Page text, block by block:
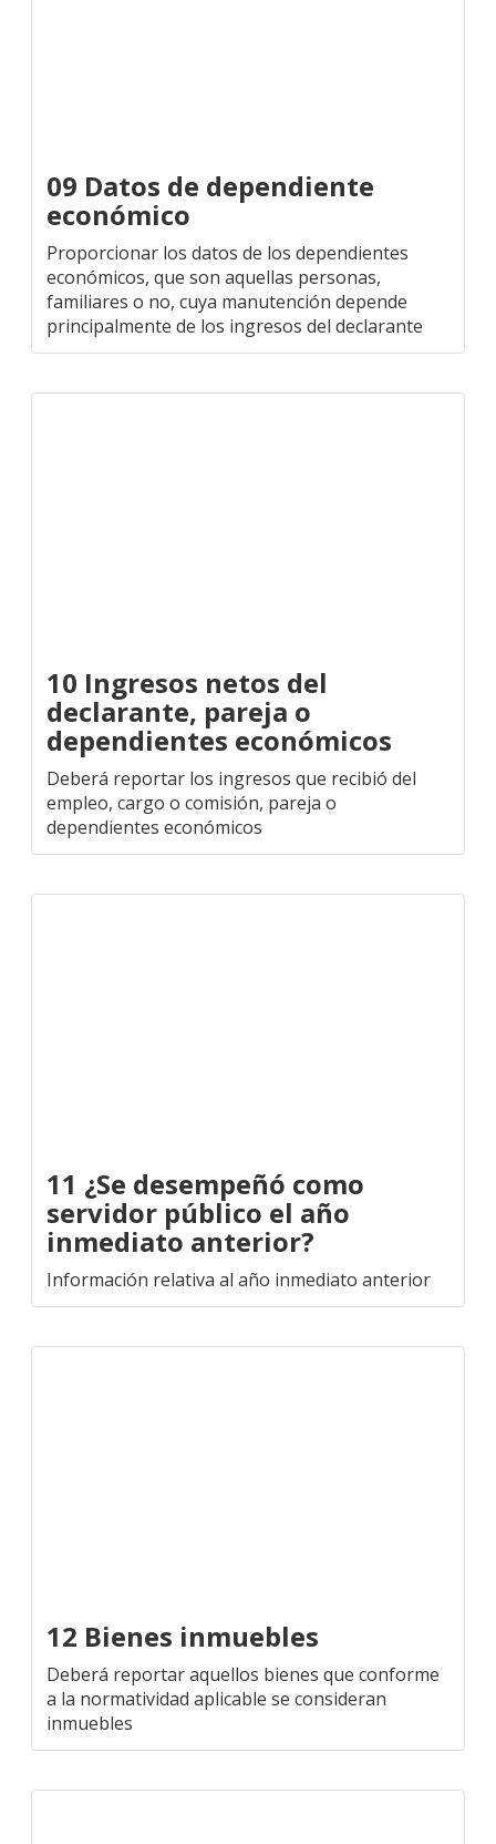
09 Datos de dependiente
económico
Proporcionar los datos de los dependientes
económicos, que son aquellas personas,
familiares o no, cuya manutención depende
principalmente de los ingresos del declarante
10 Ingresos netos del
declarante, pareja o
dependientes económicos
Deberá reportar los ingresos que recibió del
empleo, cargo o comisión, pareja o
dependientes económicos
11 ¿Se desempeñó como
servidor público el año
inmediato anterior?
Información relativa al año inmediato anterior
12 Bienes inmuebles
Deberá reportar aquellos bienes que conforme
a la normatividad aplicable se consideran
inmuebles